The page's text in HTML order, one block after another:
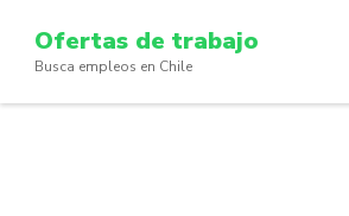
content
(Press
Ofertas de trabajo
Busca empleos en Chile